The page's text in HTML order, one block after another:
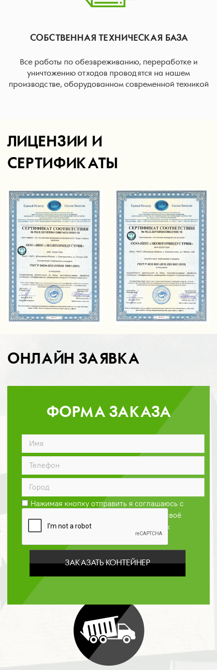
СОБСТВЕННАЯ ТЕХНИЧЕСКАЯ БАЗА
Все работы по обезвреживанию, переработке и
уничтожению отходов проводятся на нашем
производстве, оборудованном современной техникой
ЛИЦЕНЗИИ И
СЕРТИФИКАТЫ
ОНЛАЙН ЗАЯВКА
ФОРМА ЗАКАЗА
Нажимая кнопку отправить я соглашаюсь с
и даю своё
согласие на обработку персональных
ЗАКАЗАТЬ КОНТЕЙНЕР